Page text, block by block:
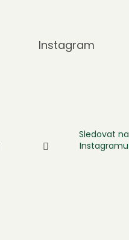
Instagram
Sledovat na
Instagramu